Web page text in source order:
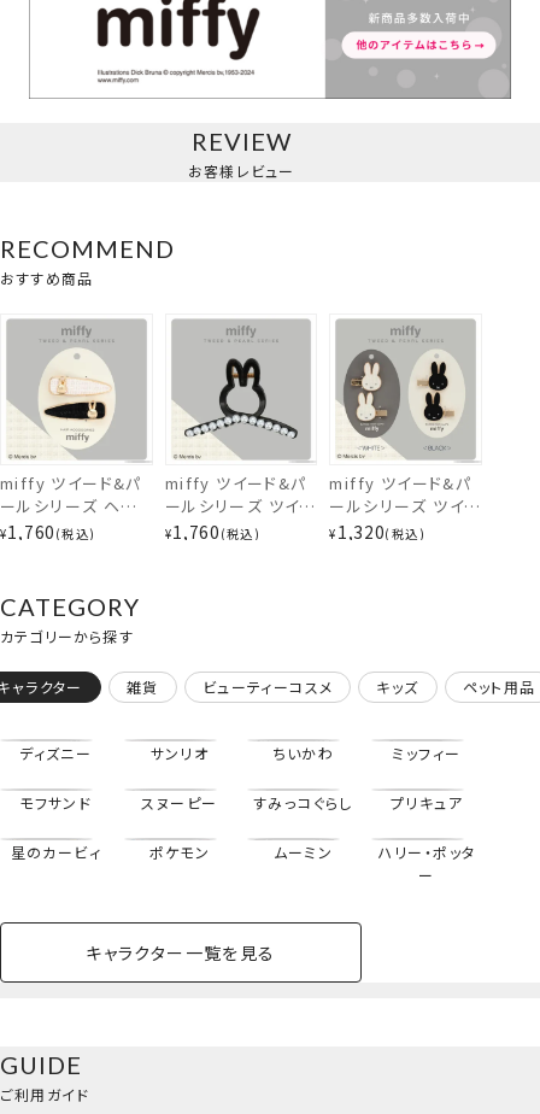
ツイストバンスクリップ
ツイード
前髪クリップ
REVIEW
お客様レビュー
RECOMMEND
おすすめ商品
miffy ツイード&パ
ールシリーズ ヘア
クリップset ＜ ツイ
¥1,760 税込
miffy ツイード&パ
ールシリーズ ツイス
トバンスクリップ ＜
¥1,760 税込
miffy ツイード&パ
ールシリーズ ツイー
ド前髪クリップ ＜
¥ 1,320 税込
CATEGORY
カテゴリーから探す
ャラクター 雑貨 ビューティーコスメ キッズ ペット用品
ディズニー サンリオ ちいかわ ミッフィー
モフサンド スヌーピー すみっコぐらし プリキュア
星のカービィ ポケモン ムーミン
ハリー・ポッタ
ー
キャラクター一覧を見る
イクアップ
バッグ・タオル・
小物
GUIDE
ご利用ガイド